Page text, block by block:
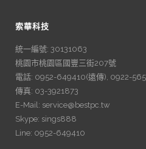
索華科技
統一編號: 30131063
桃園市桃園區國豐三街207號
電話: 0952-649410(遠傳), 0922-
傳真: 03-3921873
E-Mail: service@bestpc.tw
Skype: sings888
Line: 0952-649410